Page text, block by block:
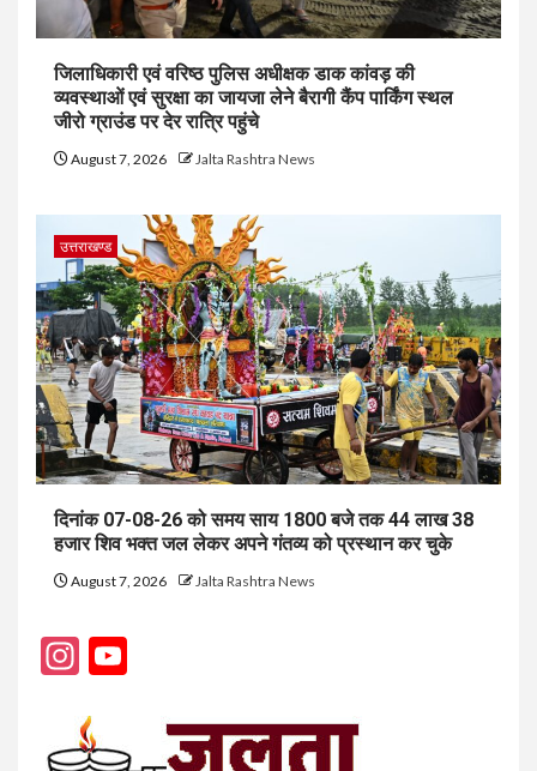
जिलाधिकारी एवं वरिष्ठ पुलिस अधीक्षक डाक कांवड़ की
व्यवस्थाओं एवं सुरक्षा का जायजा लेने बैरागी कैंप पार्किंग स्थल
जीरो ग्राउंड पर देर रात्रि पहुंचे
August 7, 2026 Jalta Rashtra News
उत्तराखण्ड
दिनांक 07-08-26 को समय साय 1800 बजे तक 44 लाख 38
हजार शिव भक्त जल लेकर अपने गंतव्य को प्रस्थान कर चुके
August 7, 2026 Jalta Rashtra News
Instagram